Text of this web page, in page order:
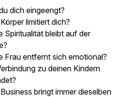
dich eingeengt?
limitiert dich?
Spiritualität bleibt auf der
Frau entfernt sich emotional?
zu deinen Kindern
bringt immer dieselben